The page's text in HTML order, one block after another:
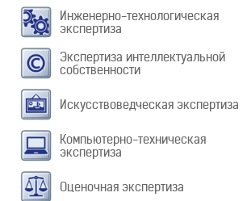
Инженерно-технологическая
экспертиза
Экспертиза интеллектуальной
собственности
Искусствоведческая экспертиза
Компьютерно-техническая
экспертиза
Оценочная экспертиза